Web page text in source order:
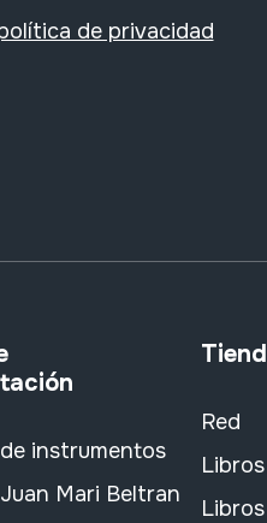
de privacidad
instrumentos
Mari Beltran
Red
Libros